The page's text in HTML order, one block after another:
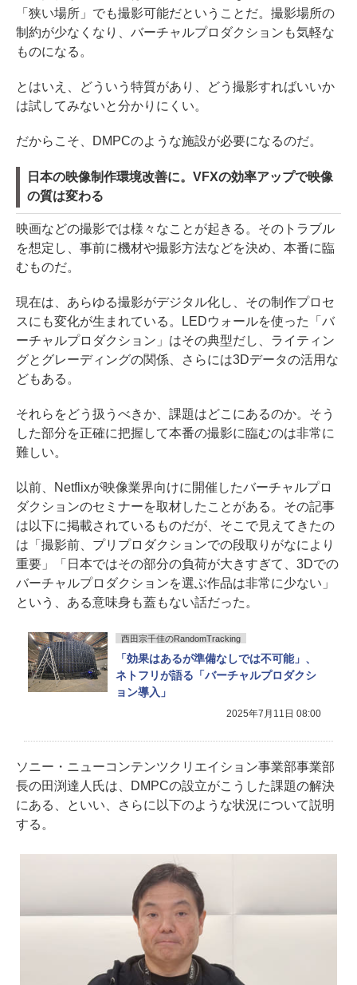
「狭い場所」でも撮影可能だということだ。撮影場所の
制約が少なくなり、バーチャルプロダクションも気軽な
ものになる。
とはいえ、どういう特質があり、どう撮影すればいいか
は試してみないと分かりにくい。
だからこそ、DMPCのような施設が必要になるのだ。
日本の映像制作環境改善に。VFXの効率アップで映像
の質は変わる
映画などの撮影では様々なことが起きる。そのトラブル
を想定し、事前に機材や撮影方法などを決め、本番に臨
むものだ。
現在は、あらゆる撮影がデジタル化し、その制作プロセ
スにも変化が生まれている。LEDウォールを使った「バ
ーチャルプロダクション」はその典型だし、ライティン
グとグレーディングの関係、さらには3Dデータの活用な
どもある。
それらをどう扱うべきか、課題はどこにあるのか。そう
した部分を正確に把握して本番の撮影に臨むのは非常に
難しい。
以前、Netflixが映像業界向けに開催したバーチャルプロ
ダクションのセミナーを取材したことがある。その記事
は以下に掲載されているものだが、そこで見えてきたの
は「撮影前、プリプロダクションでの段取りがなにより
重要」「日本ではその部分の負荷が大きすぎて、3Dでの
バーチャルプロダクションを選ぶ作品は非常に少ない」
という、ある意味身も蓋もない話だった。
西田宗千佳のRandomTracking
「効果はあるが準備なしでは不可能」、
ネトフリが語る「バーチャルプロダクシ
ョン導入」
2025年7月11日 08:00
ソニー・ニューコンテンツクリエイション事業部事業部
長の田渕達人氏は、DMPCの設立がこうした課題の解決
にある、といい、さらに以下のような状況について説明
する。